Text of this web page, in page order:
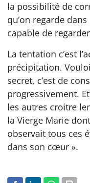
la possibilité de
qu’on regarde
capable de
La tentation c’est
précipitation.
secret, c’est de
progressivement.
les autres croitre
la Vierge Marie
observait tous ces
dans son cœur ».